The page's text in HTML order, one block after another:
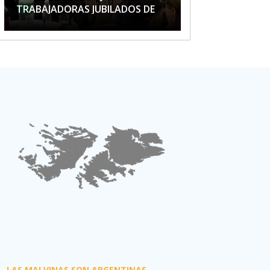
TRABAJADORAS JUBILADOS DE
APTA